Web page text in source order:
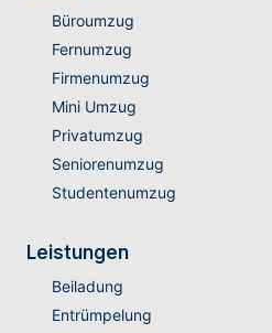
Büroumzug
Fernumzug
Firmenumzug
Mini Umzug
Privatumzug
Seniorenumzug
Studentenumzug
Leistungen
Beiladung
Entrümpelung